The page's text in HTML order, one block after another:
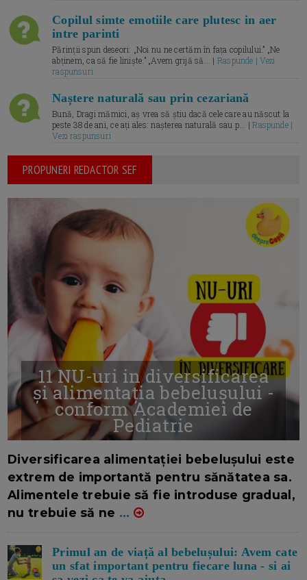
Copilul simte emotiile care plutesc in aer
intre parinti
Părinții spun deseori: „Noi nu ne certăm în fața copilului.” „Ne
abținem, ca să fie liniște.” „Avem grijă să... | Raspunde | Vezi
raspunsuri
Naștere naturală sau prin cezariană
Bună, Dragi mămici, aș vrea să știu dacă cele care au născut la
peste 38 de ani, ce ați ales: nașterea naturală sau p... |Raspunde |
Vezi raspunsuri
PROPUNERI REDACTOR SEF
11 NU-uri in diversificarea
și alimentația bebelușului -
conform Academiei de
Pediatrie
Diversificarea alimentației bebelușului este
extrem de importantă pentru sănătatea sa.
Alimentele trebuie să fie introduse gradual,
nu trebuie să ne ...
Primul an de viață al bebelușului: Avem cate
un sfat important pentru fiecare luna - si ai